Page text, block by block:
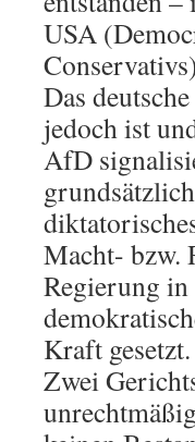
USA
Das
jedoch ist
AfD
Macht- bzw.
Regierung
Kraft gesetzt.
Zwei